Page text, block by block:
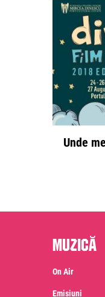
Unde
Muzică
On Air
Emisiuni